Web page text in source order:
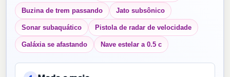
Buzina de trem passando Jato subsônico
Sonar subaquático Pistola de radar de velocidade
Galáxia se afastando Nave estelar a 0.5 c